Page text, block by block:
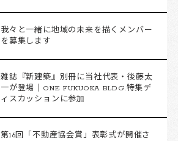
我々と一緒に地域の未来を描くメンバー
を募集します
雑誌『新建築』別冊に当社代表・後藤太
一が登場｜ONE FUKUOKA BLDG.特集デ
ィスカッションに参加
第16回「不動産協会賞」表彰式が開催さ